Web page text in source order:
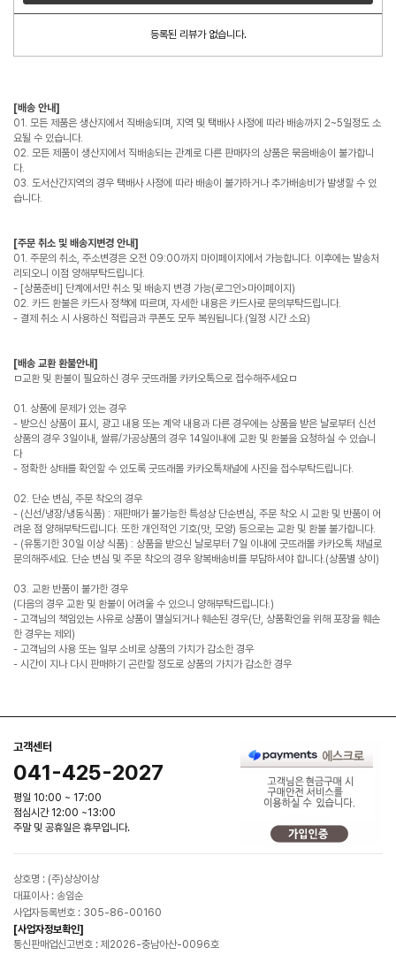
등록된 리뷰가 없습니다.
[배송 안내]
01. 모든 제품은 생산지에서 직배송되며, 지역 및 택배사 사정에 따라 배송까지 2~5일정도 소
요될 수 있습니다.
02. 모든 제품이 생산지에서 직배송되는 관계로 다른 판매자의 상품은 묶음배송이 불가합니
다.
03. 도서산간지역의 경우 택배사 사정에 따라 배송이 불가하거나 추가배송비가 발생할 수 있
습니다.
[주문 취소 및 배송지변경 안내]
01. 주문의 취소, 주소변경은 오전 09:00까지 마이페이지에서 가능합니다. 이후에는 발송처
리되오니 이점 양해부탁드립니다.
- [상품준비] 단계에서만 취소 및 배송지 변경 가능(로그인>마이페이지)
02. 카드 환불은 카드사 정책에 따르며, 자세한 내용은 카드사로 문의부탁드립니다.
- 결제 취소 시 사용하신 적립금과 쿠폰도 모두 복원됩니다.(일정 시간 소요)
[배송 교환 환불안내]
ㅁ교환 및 환불이 필요하신 경우 굿뜨래몰 카카오톡으로 접수해주세요ㅁ
01. 상품에 문제가 있는 경우
- 받으신 상품이 표시, 광고 내용 또는 계약 내용과 다른 경우에는 상품을 받은 날로부터 신선
상품의 경우 3일이내, 쌀류/가공상품의 경우 14일이내에 교환 및 환불을 요청하실 수 있습니
다
- 정확한 상태를 확인할 수 있도록 굿뜨래몰 카카오톡채널에 사진을 접수부탁드립니다.
02. 단순 변심, 주문 착오의 경우
- (신선/냉장/냉동식품) : 재판매가 불가능한 특성상 단순변심, 주문 착오 시 교환 및 반품이 어
려운 점 양해부탁드립니다. 또한 개인적인 기호(맛, 모양) 등으로는 교환 및 환불 불가합니다.
- (유통기한 30일 이상 식품) : 상품을 받으신 날로부터 7일 이내에 굿뜨래몰 카카오톡 채널로
문의해주세요. 단순 변심 및 주문 착오의 경우 왕복배송비를 부담하셔야 합니다.(상품별 상이)
03. 교환 반품이 불가한 경우
(다음의 경우 교환 및 환불이 어려울 수 있으니 양해부탁드립니다.)
- 고객님의 책임있는 사유로 상품이 멸실되거나 훼손된 경우(단, 상품확인을 위해 포장을 훼손
한 경우는 제외)
- 고객님의 사용 또는 일부 소비로 상품의 가치가 감소한 경우
- 시간이 지나 다시 판매하기 곤란할 정도로 상품의 가치가 감소한 경우
고객센터
041-425-2027
평일 10:00 ~ 17:00
점심시간 12:00 ~13:00
주말 및 공휴일은 휴무입니다.
상호명 : (주)상상이상
대표이사 : 송임순
사업자등록번호 : 305-86-00160
[사업자정보확인]
통신판매업신고번호 : 제2026-충남아산-0096호